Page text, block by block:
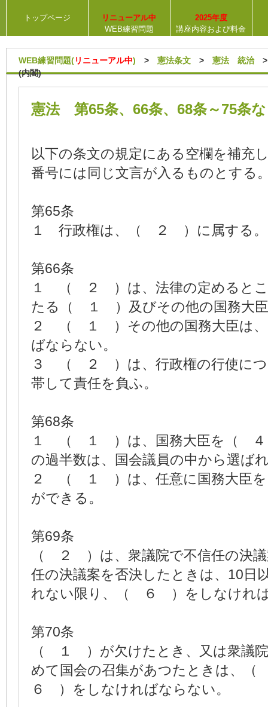
トップページ
リニューアル中
WEB練習問題
2025年度
講座内容および料金
WEB練習問題(リニューアル中) > 憲法条文 > 憲法 統治>
(内閣)
憲法 第65条、66条、68条～75条
以下の条文の規定にある空欄を補充
番号には同じ文言が入るものとする
第65条
１ 行政権は、（ ２ ）に属する
第66条
１ （ ２ ）は、法律の定めるとこ
たる（ １ ）及びその他の国務大
２ （ １ ）その他の国務大臣は
ばならない。
３ （ ２ ）は、行政権の行使につ
帯して責任を負ふ。
第68条
１ （ １ ）は、国務大臣を（ ４
の過半数は、国会議員の中から選ば
２ （ １ ）は、任意に国務大臣
ができる。
第69条
（ ２ ）は、衆議院で不信任の決
任の決議案を否決したときは、10日
れない限り、（ ６ ）をしなけれ
第70条
（ １ ）が欠けたとき、又は衆議
めて国会の召集があつたときは
６ ）をしなければならない。